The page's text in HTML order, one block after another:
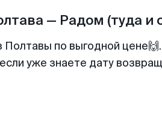
— Радом (туда и
по выгодной
уже знаете дату